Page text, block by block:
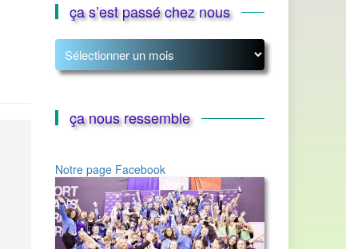
ça s’est passé chez nous
ça
s’est
passé
nousça nous ressemble
Notre page Facebook